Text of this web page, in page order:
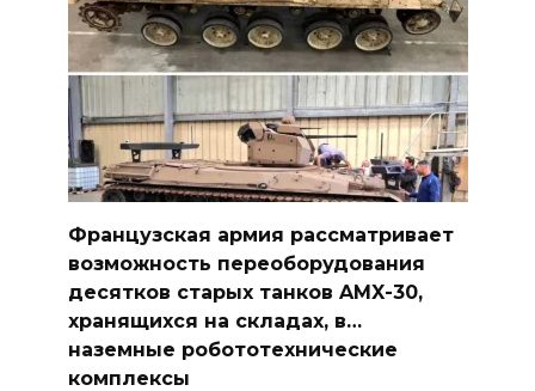
Французская армия рассматривает
возможность переоборудования
десятков старых танков AMX-30,
хранящихся на складах, в…
наземные робототехнические
комплексы